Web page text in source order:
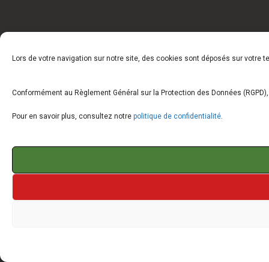
Lors de votre navigation sur notre site, des cookies sont déposés sur votre
Conformément au Règlement Général sur la Protection des Données
Pour en savoir plus, consultez notre politique de confidentialité.